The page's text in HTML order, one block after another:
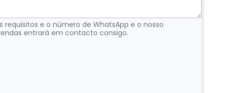
requisitos e o número de WhatsApp e o nosso
entrará em contacto consigo.